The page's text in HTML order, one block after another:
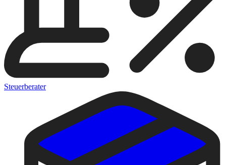
Steuerberater